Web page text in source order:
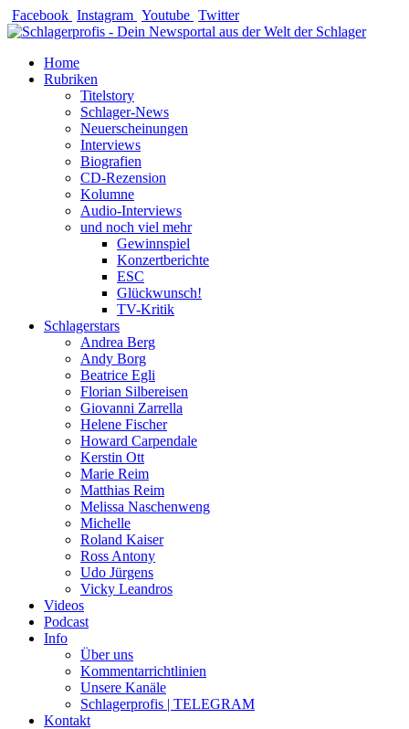
Zum
Inhalt
Facebook Instagram Youtube Twitter
Home
Rubriken
Titelstory
Schlager-News
Neuerscheinungen
Interviews
Biografien
CD-Rezension
Kolumne
Audio-Interviews
und noch viel mehr
Gewinnspiel
Konzertberichte
ESC
Glückwunsch!
TV-Kritik
Schlagerstars
Andrea Berg
Andy Borg
Beatrice Egli
Florian Silbereisen
Giovanni Zarrella
Helene Fischer
Howard Carpendale
Kerstin Ott
Marie Reim
Matthias Reim
Melissa Naschenweng
Michelle
Roland Kaiser
Ross Antony
Udo Jürgens
Vicky Leandros
Videos
Podcast
Info
Über uns
Kommentarrichtlinien
Unsere Kanäle
Schlagerprofis | TELEGRAM
Kontakt